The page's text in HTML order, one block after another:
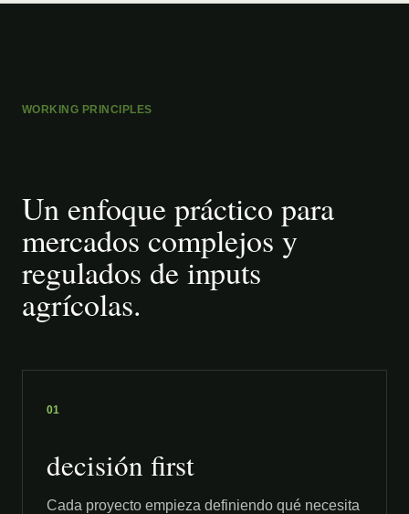
WORKING PRINCIPLES
Un enfoque práctico para
mercados complejos y
regulados de inputs
agrícolas.
01
decisión first
Cada proyecto empieza definiendo qué necesita